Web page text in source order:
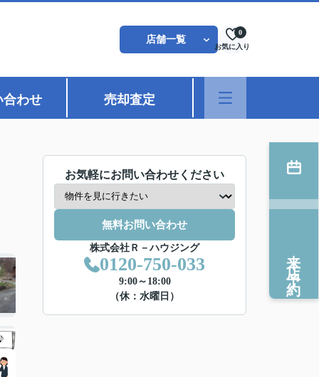
店舗一覧
お気に入り
0
合わせ 売却査定
お気軽にお問い合わせください
無料お問い合わせ
株式会社Ｒ－ハウジング
0120-750-033
9:00～18:00
（休：水曜日）
来店予約